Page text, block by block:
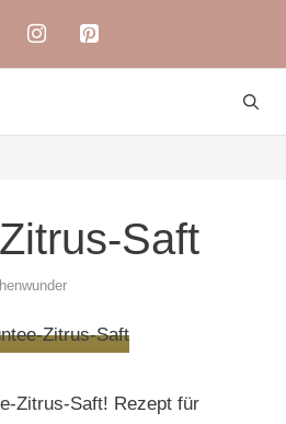
Saft
Zitrus-Saft! Rezept für